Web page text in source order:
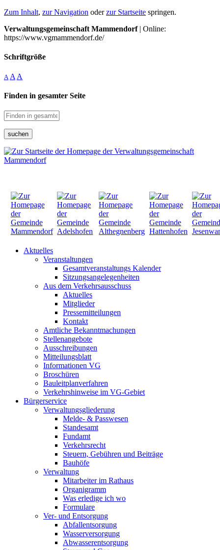
Zum Inhalt, zur Navigation oderzur Startseite springen.
Verwaltungsgemeinschaft Mammendorf| Online:
https://www.vgmammendorf.de/
Schriftgröße
A A A
Finden in gesamter Seite
suchen
Aktuelles
Veranstaltungen
Gesamtveranstaltungs Kalender
Sitzungsangelegenheiten
Aus dem Verkehrsausschuss
Aktuelles
Mitglieder
Pressemitteilungen
Kontakt
Amtliche Bekanntmachungen
Stellenangebote
Ausschreibungen
Mitteilungsblatt
Informationen VG
Broschüren
Bauleitplanverfahren
Verkehrshinweise im VG-Gebiet
Bürgerservice
Verwaltungsgliederung
Melde- & Passwesen
Standesamt
Fundamt
Verkehrsrecht
Steuern, Gebühren und Beiträge
Bauhöfe
Verwaltung
Mitarbeiter im Rathaus
Organigramm
Was erledige ich wo
Formulare
Ver- und Entsorgung
Abfallentsorgung
Wasserversorgung
Abwasserentsorgung